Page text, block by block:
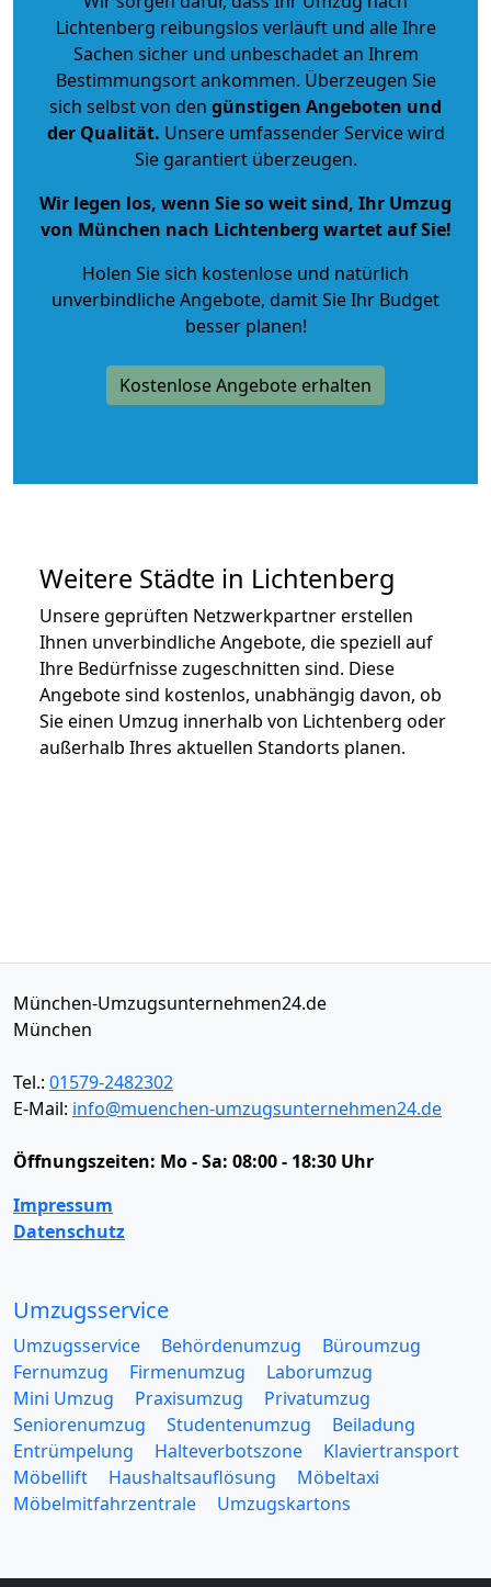
Lichtenberg reibungslos verläuft und alle Ihre
Sachen sicher und unbeschadet an Ihrem
Bestimmungsort ankommen. Überzeugen Sie
sich selbst von den günstigen Angeboten und
der Qualität. Unsere umfassender Service wird
Sie garantiert überzeugen.
Wir legen los, wenn Sie so weit sind, Ihr Umzug
von München nach Lichtenberg wartet auf Sie!
Holen Sie sich kostenlose und natürlich
unverbindliche Angebote, damit Sie Ihr Budget
besser planen!
Kostenlose Angebote erhalten
Weitere Städte in Lichtenberg
Unsere geprüften Netzwerkpartner erstellen
Ihnen unverbindliche Angebote, die speziell auf
Ihre Bedürfnisse zugeschnitten sind. Diese
Angebote sind kostenlos, unabhängig davon, ob
Sie einen Umzug innerhalb von Lichtenberg oder
außerhalb Ihres aktuellen Standorts planen.
München-Umzugsunternehmen24.de
München
Tel.: 01579-2482302
E-Mail: info@muenchen-umzugsunternehmen24.de
Öffnungszeiten: Mo - Sa: 08:00 - 18:30 Uhr
Impressum
Datenschutz
Umzugsservice
Umzugsservice Behördenumzug
Büroumzug
Fernumzug
Firmenumzug
Laborumzug
Mini Umzug
Praxisumzug
Privatumzug
Seniorenumzug
Studentenumzug
Beiladung
Entrümpelung
Halteverbotszone
Klaviertransport
Möbellift
Haushaltsauflösung
Möbeltaxi
Möbelmitfahrzentrale
Umzugskartons